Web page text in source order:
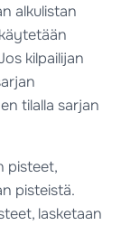
alkulistan
kilpailijan
tilalla sarjan
pisteet,
pisteistä.
lasketaan